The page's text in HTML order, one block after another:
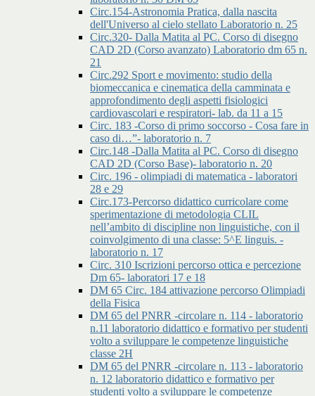
Circ.154-Astronomia Pratica, dalla nascita
dell'Universo al cielo stellato Laboratorio n. 25
Circ.320- Dalla Matita al PC. Corso di disegno
CAD 2D (Corso avanzato) Laboratorio dm 65 n.
21
Circ.292 Sport e movimento: studio della
biomeccanica e cinematica della camminata e
approfondimento degli aspetti fisiologici
cardiovascolari e respiratori- lab. da 11 a 15
Circ. 183 -Corso di primo soccorso - Cosa fare in
caso di…”- laboratorio n. 7
Circ.148 -Dalla Matita al PC. Corso di disegno
CAD 2D (Corso Base)- laboratorio n. 20
Circ. 196 - olimpiadi di matematica - laboratori
28 e 29
Circ.173-Percorso didattico curricolare come
sperimentazione di metodologia CLIL
nell’ambito di discipline non linguistiche, con il
coinvolgimento di una classe: 5^E linguis. -
laboratorio n. 17
Circ. 310 Iscrizioni percorso ottica e percezione
Dm 65- laboratori 17 e 18
DM 65 Circ. 184 attivazione percorso Olimpiadi
della Fisica
DM 65 del PNRR -circolare n. 114 - laboratorio
n.11 laboratorio didattico e formativo per studenti
volto a sviluppare le competenze linguistiche
classe 2H
DM 65 del PNRR -circolare n. 113 - laboratorio
n. 12 laboratorio didattico e formativo per
studenti volto a sviluppare le competenze